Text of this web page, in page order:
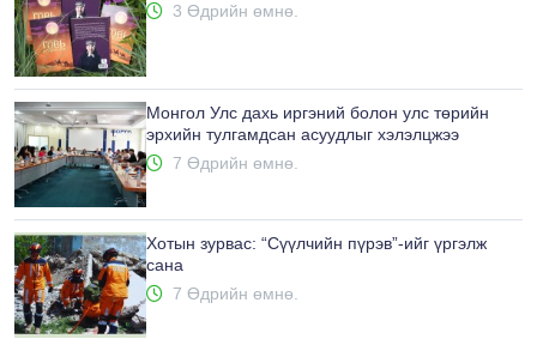
3 Өдрийн өмнө.
Монгол Улс дахь иргэний болон улс төрийн
эрхийн тулгамдсан асуудлыг хэлэлцжээ
7 Өдрийн өмнө.
Хотын зурвас: “Сүүлчийн пүрэв”-ийг үргэлж
сана
7 Өдрийн өмнө.